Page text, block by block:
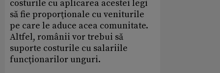
costurile cu aplicarea acestei legi
să fie proporţionale cu veniturile
pe care le aduce acea comunitate.
Altfel, românii vor trebui să
suporte costurile cu salariile
funcţionarilor unguri.